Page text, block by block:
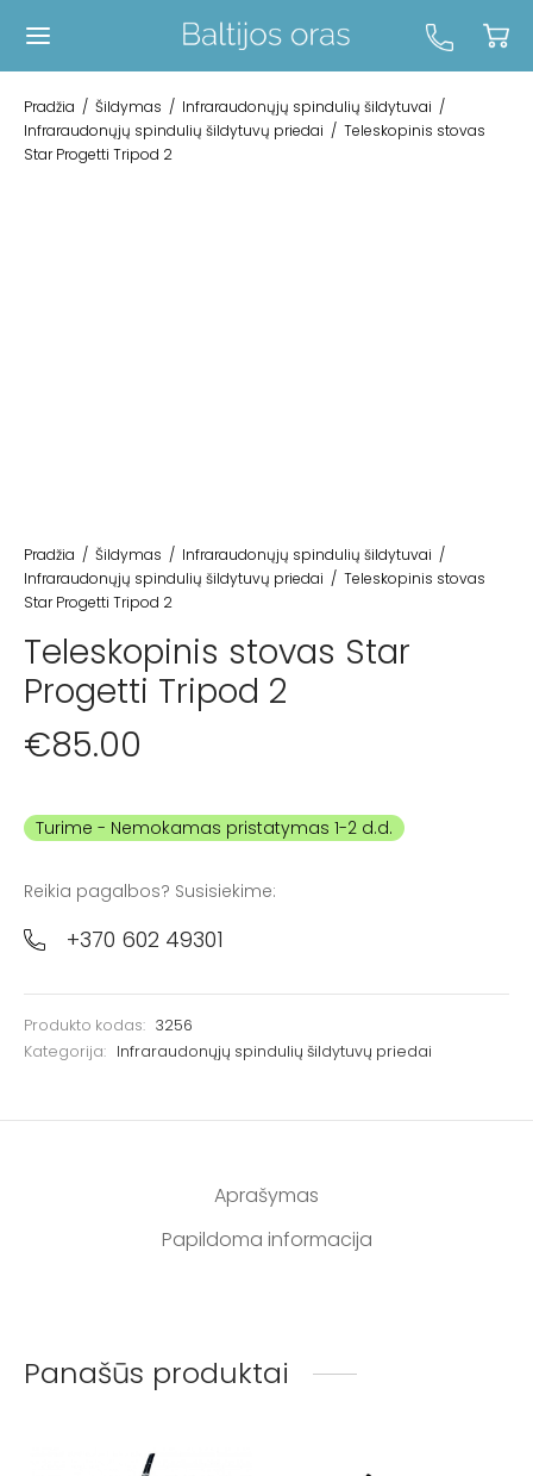
Pradžia / Šildymas / Infraraudonųjų spindulių šildytuvai /
Infraraudonųjų spindulių šildytuvų priedai / Teleskopinis stovas
Star Progetti Tripod 2
Pradžia / Šildymas / Infraraudonųjų spindulių šildytuvai /
Infraraudonųjų spindulių šildytuvų priedai / Teleskopinis stovas
Star Progetti Tripod 2
Teleskopinis stovas Star
Progetti Tripod 2
€85.00
Turime
Reikia pagalbos? Susisiekime:
+370 602 49301
Produkto kodas: 3256
Kategorija: Infraraudonųjų spindulių šildytuvų priedai
Aprašymas
Papildoma informacija
Panašūs produktai